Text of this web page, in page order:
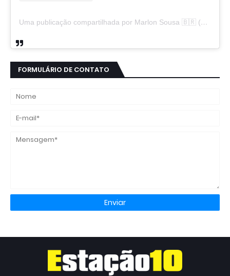
Uma publicação compartilhada por Marlon Sousa 🇧🇷 (@marlon_xlt50)
FORMULÁRIO DE CONTATO